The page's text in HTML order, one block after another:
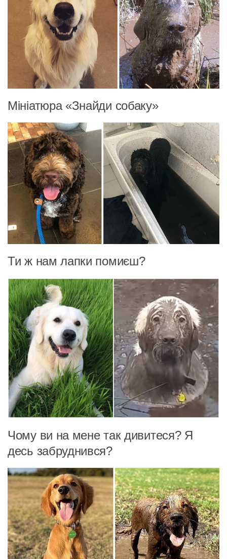
Мініатюра «Знайди собаку»
Ти ж нам лапки помиєш?
Чому ви на мене так дивитеся? Я
десь забруднився?